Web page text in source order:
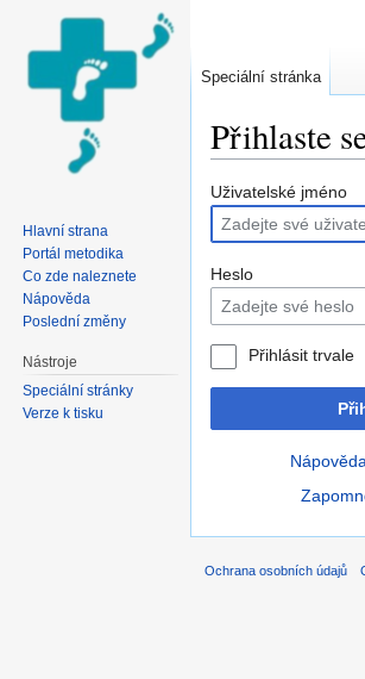
Přihlaste
Uživatelské jméno
Heslo
Přihlásit trvale
Speciální stránka
Hlavní strana
Portál metodika
Co zde naleznete
Nápověda
Poslední změny
Nástroje
Speciální stránky
Verze k tisku
Ochrana osobních údajů